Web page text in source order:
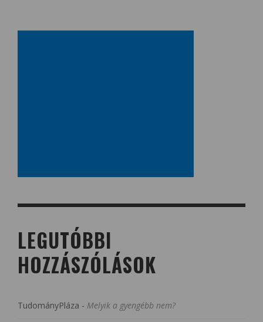
LEGUTÓBBI
HOZZÁSZÓLÁSOK
TudományPláza - Melyik a gyengébb nem?